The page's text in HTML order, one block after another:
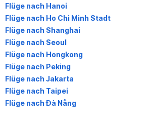
Flüge nach Hanoi
Flüge nach Ho Chi Minh Stadt
Flüge nach Shanghai
Flüge nach Seoul
Flüge nach Hongkong
Flüge nach Peking
Flüge nach Jakarta
Flüge nach Taipei
Flüge nach Đà Nẵng